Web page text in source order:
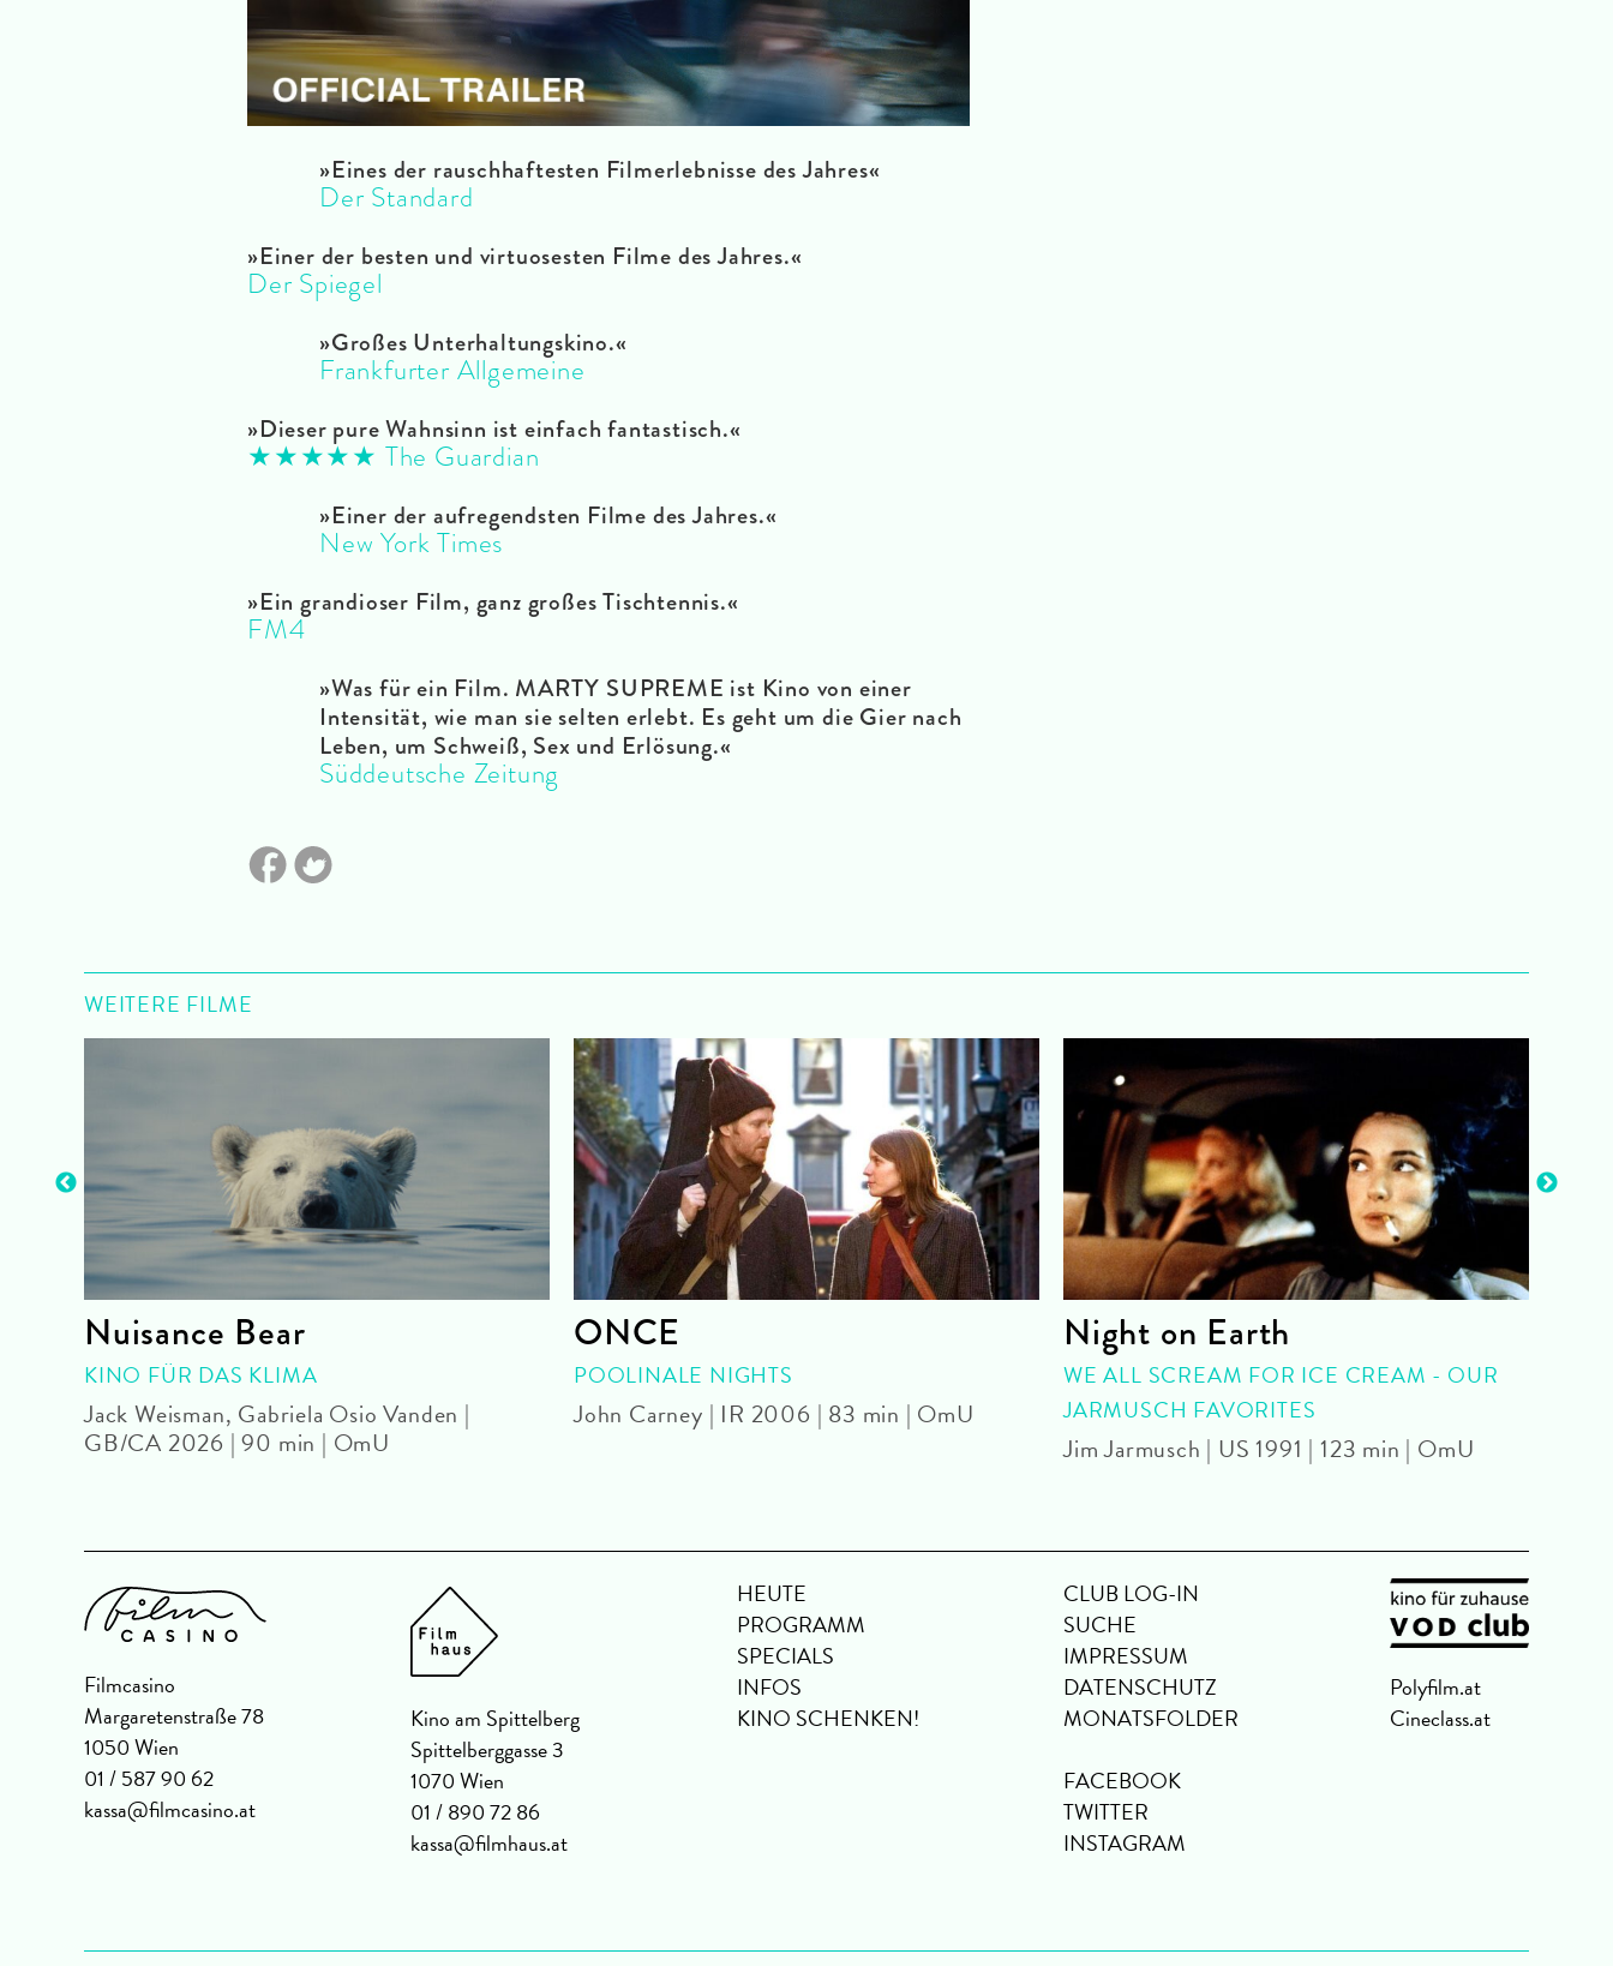
»Eines der rauschhaftesten Filmerlebnisse des Jahres«
Der Standard
»Einer der besten und virtuosesten Filme des Jahres.«
Der Spiegel
»Großes Unterhaltungskino.«
Frankfurter Allgemeine
»Dieser pure Wahnsinn ist einfach fantastisch.«
★★★★★ The Guardian
»Einer der aufregendsten Filme des Jahres.«
New York Times
»Ein grandioser Film, ganz großes Tischtennis.«
FM4
»Was für ein Film. MARTY SUPREME ist Kino von einer
Intensität, wie man sie selten erlebt. Es geht um die Gier nach
Leben, um Schweiß, Sex und Erlösung.«
Süddeutsche Zeitung
WEITERE FILME
Nuisance Bear
KINO FÜR DAS KLIMA
Jack Weisman, Gabriela Osio Vanden |
GB/CA 2026 | 90 min | OmU
ONCE
POOLINALE NIGHTS
John Carney | IR 2006 | 83 min | OmU
Night on Earth
WE ALL SCREAM FOR ICE CREAM - OUR
JARMUSCH FAVORITES
Jim Jarmusch | US 1991 | 123 min | OmU
Filmcasino
Margaretenstraße 78
1050 Wien
01 / 587 90 62
kassa@filmcasino.at
Kino am Spittelberg
Spittelberggasse 3
1070 Wien
01 / 890 72 86
kassa@filmhaus.at
HEUTE
PROGRAMM
SPECIALS
INFOS
KINO SCHENKEN!
CLUB LOG-IN
SUCHE
IMPRESSUM
DATENSCHUTZ
MONATSFOLDER
FACEBOOK
TWITTER
INSTAGRAM
Polyfilm.at
Cineclass.at